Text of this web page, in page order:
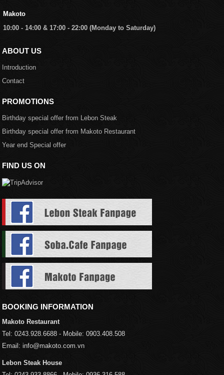
Makoto
10:00 - 14:00 & 17:00 - 22:00 (Monday to Saturday)
ABOUT US
Introduction
Contact
PROMOTIONS
Birthday special offer from Lebon Steak
Birthday special offer from Makoto Restaurant
Year end Special offer
FIND US ON
BOOKING INFORMATION
Makoto Restaurant
Tel: 0243.928.6688 - Mobile: 0903.408.508
Email: info@makoto.com.vn
Lebon Steak House